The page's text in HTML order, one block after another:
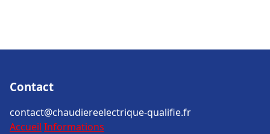
Contact
contact@chaudiereelectrique-qualifie.fr
Accueil Informations